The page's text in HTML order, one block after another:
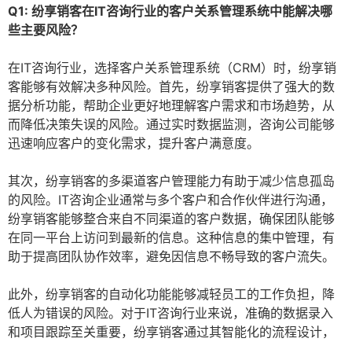
Q1: 纷享销客在IT咨询行业的客户关系管理系统中能解决哪
些主要风险？
在IT咨询行业，选择客户关系管理系统（CRM）时，纷享销
客能够有效解决多种风险。首先，纷享销客提供了强大的数
据分析功能，帮助企业更好地理解客户需求和市场趋势，从
而降低决策失误的风险。通过实时数据监测，咨询公司能够
迅速响应客户的变化需求，提升客户满意度。
其次，纷享销客的多渠道客户管理能力有助于减少信息孤岛
的风险。IT咨询企业通常与多个客户和合作伙伴进行沟通，
纷享销客能够整合来自不同渠道的客户数据，确保团队能够
在同一平台上访问到最新的信息。这种信息的集中管理，有
助于提高团队协作效率，避免因信息不畅导致的客户流失。
此外，纷享销客的自动化功能能够减轻员工的工作负担，降
低人为错误的风险。对于IT咨询行业来说，准确的数据录入
和项目跟踪至关重要，纷享销客通过其智能化的流程设计，